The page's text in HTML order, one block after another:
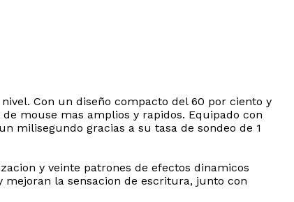
Con un diseño compacto del 60 por ciento y
mouse mas amplios y rapidos. Equipado con
milisegundo gracias a su tasa de sondeo de 1
y veinte patrones de efectos dinamicos
la sensacion de escritura, junto con